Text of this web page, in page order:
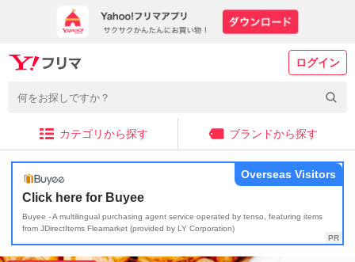
ログイン
カテゴリから探す ブランドから探す
Click here for Buyee
Buyee - A multilingual purchasing agent service operated by tenso, featuring items
from JDirectItems Fleamarket (provided by LY Corporation)
Overseas Visitors